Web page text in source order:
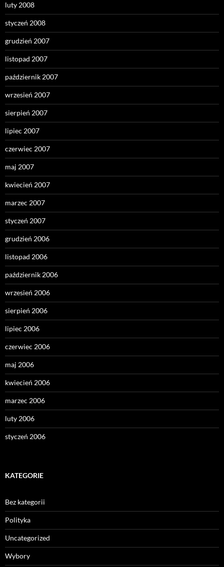
luty 2008
styczeń 2008
grudzień 2007
listopad 2007
październik 2007
wrzesień 2007
sierpień 2007
lipiec 2007
czerwiec 2007
maj 2007
kwiecień 2007
marzec 2007
styczeń 2007
grudzień 2006
listopad 2006
październik 2006
wrzesień 2006
sierpień 2006
lipiec 2006
czerwiec 2006
maj 2006
kwiecień 2006
marzec 2006
luty 2006
styczeń 2006
KATEGORIE
Bez kategorii
Polityka
Uncategorized
Wybory